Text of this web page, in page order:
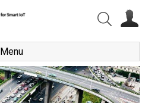
Menu